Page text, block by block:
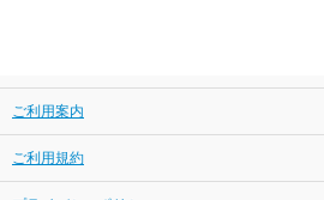
ご利用案内
ご利用規約